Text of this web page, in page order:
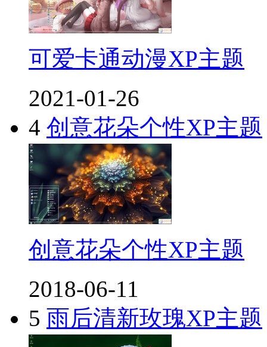
可爱卡通动漫XP主题
2021-01-26
4 创意花朵个性XP主题
创意花朵个性XP主题
2018-06-11
5 雨后清新玫瑰XP主题